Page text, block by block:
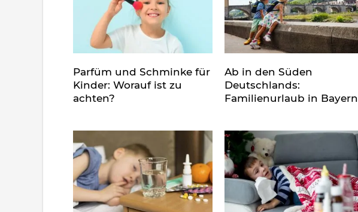
Parfüm und Schminke für
Kinder: Worauf ist zu
achten?
Ab in den Süden
Deutschlands:
Familienurlaub in Bayern